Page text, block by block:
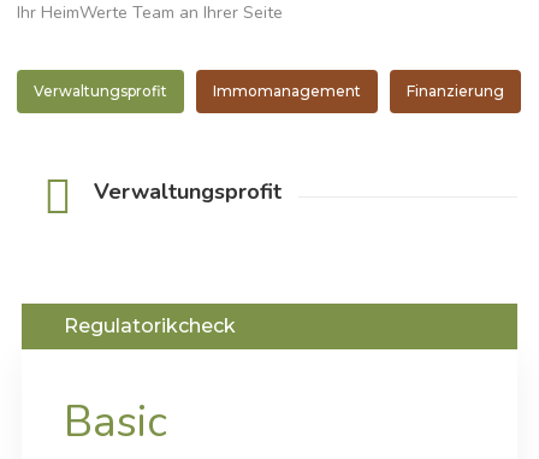
Ihr HeimWerte Team an Ihrer Seite
Verwaltungsprofit Immomanagement Finanzierung
Verwaltungsprofit
Basic
Regulatorikcheck